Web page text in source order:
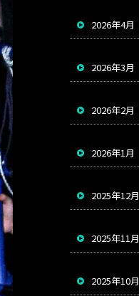
2026年4月
2026年3月
2026年2月
2026年1月
2025年12月
2025年11月
2025年10月